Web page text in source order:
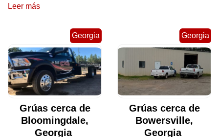
Leer más
Georgia
Grúas cerca de
Bloomingdale,
Georgia
Georgia
Grúas cerca de
Bowersville,
Georgia